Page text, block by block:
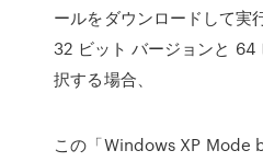
ールをダウンロードして実
32 ビット バージョンと 64
択する場合、
この「Windows XP Mode